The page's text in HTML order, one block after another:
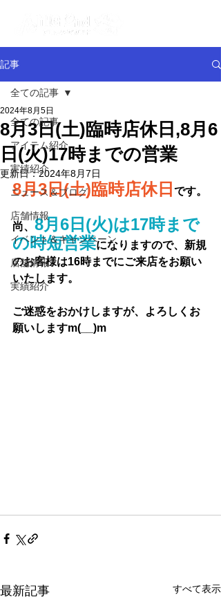
記事
全ての記事
アイテム紹介
実績紹介
ニュース＆ブログ
店舗情報
イベント＆キャンペーン
店舗情報
実績紹介
全ての記事
8月3日(土)臨時店休日,8月6
日(火)17時までの営業
2024年8月5日
更新日：2024年8月7日
8月3日(土)臨時店休日 です。
尚、 8月6日(火)は17時まで
の時短営業になりますので、新規
のお客様は16時までにご来店をお願い
いたします。
ご迷惑をおかけしますが、よろしくお
願いしますm(__)m
最新記事 すべて表示